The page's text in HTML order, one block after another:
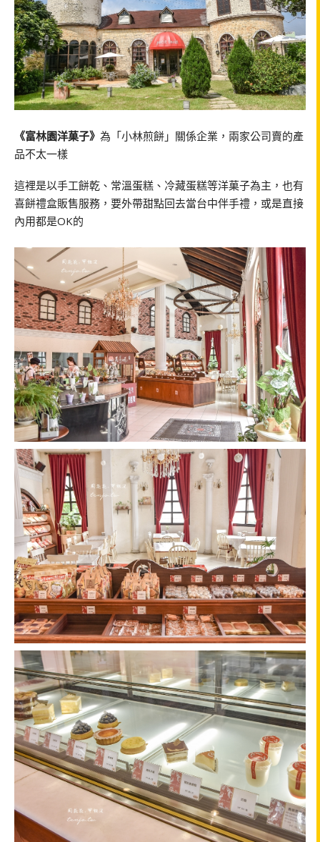
《富林園洋菓子》 為「小林煎餅」關係企業，兩家公司賣的產
品不太一樣
這裡是以手工餅乾、常溫蛋糕、冷藏蛋糕等洋菓子為主，也有
喜餅禮盒販售服務，要外帶甜點回去當台中伴手禮，或是直接
內用都是OK的